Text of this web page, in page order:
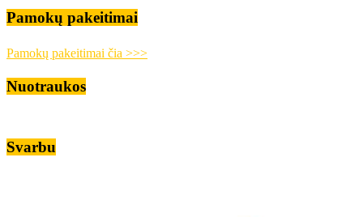
Pamokų pakeitimai
Pamokų pakeitimai čia >>>
Nuotraukos
Svarbu